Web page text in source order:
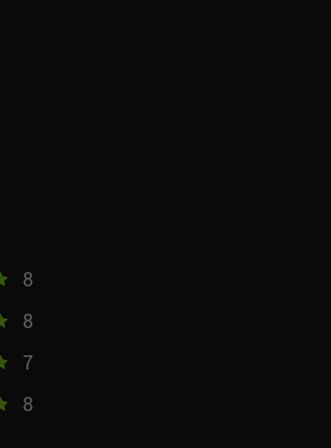
8
8
7
8